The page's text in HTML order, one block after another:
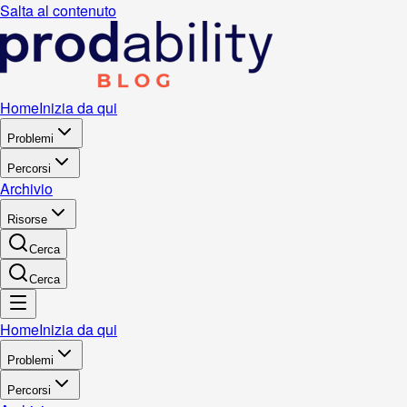
Salta al contenuto
HomeInizia da qui
Problemi
Percorsi
Archivio
Risorse
Cerca
Cerca
HomeInizia da qui
Problemi
Percorsi